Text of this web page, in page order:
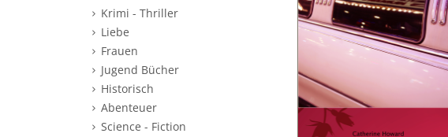
Krimi - Thriller
Liebe
Frauen
Jugend Bücher
Historisch
Abenteuer
Science - Fiction